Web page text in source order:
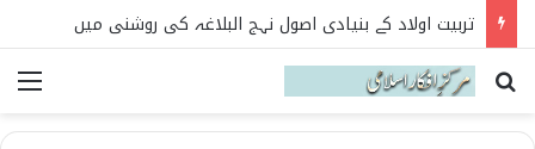
تربیت اولاد کے بنیادی اصول نہج البلاغہ کی روشنی میں
Search for